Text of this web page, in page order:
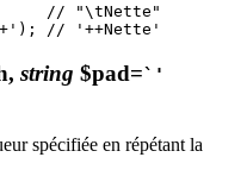
// "\tNette"
string $pad=`'
spécifiée en répétant la